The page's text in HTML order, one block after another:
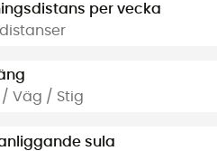
per vecka
Väg / Stig
sula